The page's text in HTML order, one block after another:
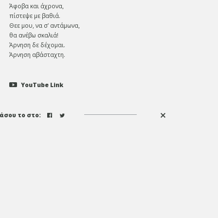
Άφοβα και άχρονα,
πίστεψε με βαθιά.
Θεε μου, να σ’ αντάμωνα,
θα ανέβω σκαλιά!
Άρνηση δε δέχομαι.
Άρνηση αβάσταχτη.
YouTube Link
το στο: